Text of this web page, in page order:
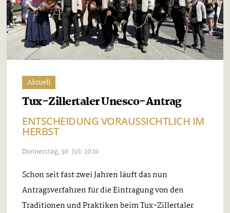
Aktuell
Tux-Zillertaler Unesco-Antrag
ENTSCHEIDUNG VORAUSSICHTLICH IM
HERBST
Donnerstag, 30. Juli 2026
Schon seit fast zwei Jahren läuft das nun
Antragsverfahren für die Eintragung von den
Traditionen und Praktiken beim Tux-Zillertaler